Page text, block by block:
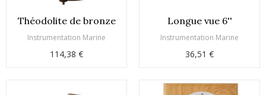
Théodolite de bronze
Instrumentation Marine
114,38 €
Longue vue 6''
Instrumentation Marine
36,51 €